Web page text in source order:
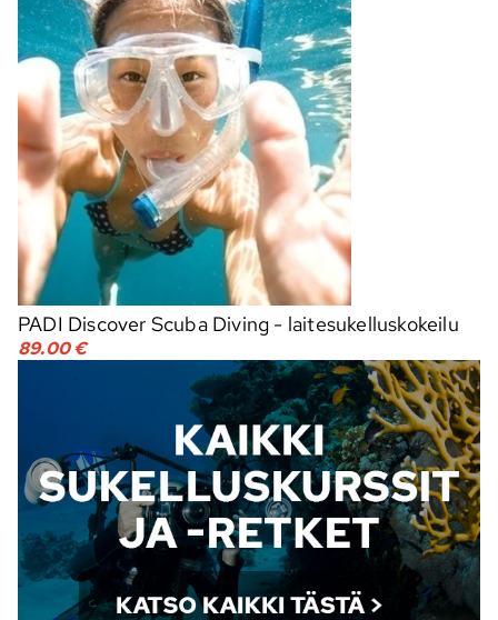
PADI Discover Scuba Diving - laitesukelluskokeilu
89.00 €